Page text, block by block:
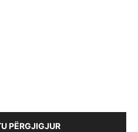
PËRGJIGJUR